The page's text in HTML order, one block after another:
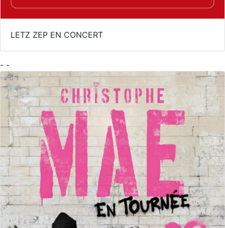
LETZ ZEP EN CONCERT
- -